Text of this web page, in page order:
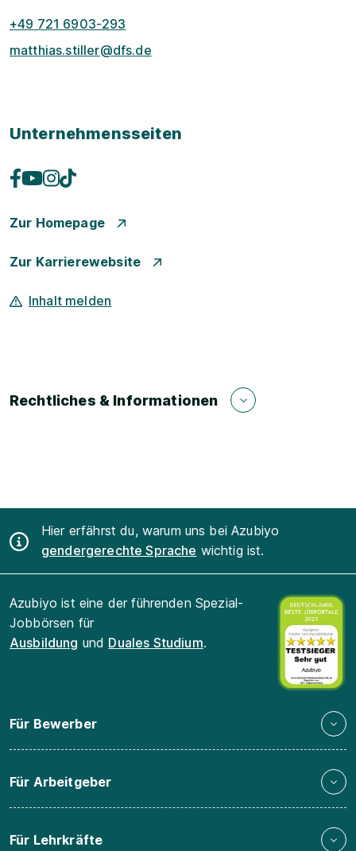
+49 721 6903-293
matthias.stiller@dfs.de
Unternehmensseiten
Zur Homepage
Zur Karrierewebsite
Inhalt melden
Rechtliches & Informationen
Hier erfährst du, warum uns bei Azubiyo
gendergerechte Sprache wichtig ist.
Azubiyo ist eine der führenden Spezial-
Jobbörsen für
Ausbildung und Duales Studium.
Für Bewerber
Für Arbeitgeber
Für Lehrkräfte